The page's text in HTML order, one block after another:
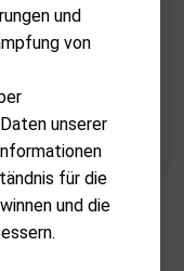
und
von
unserer
für die
und die